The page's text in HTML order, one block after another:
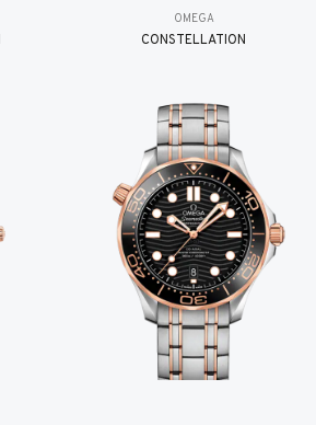
OMEGA
CONSTELLATION